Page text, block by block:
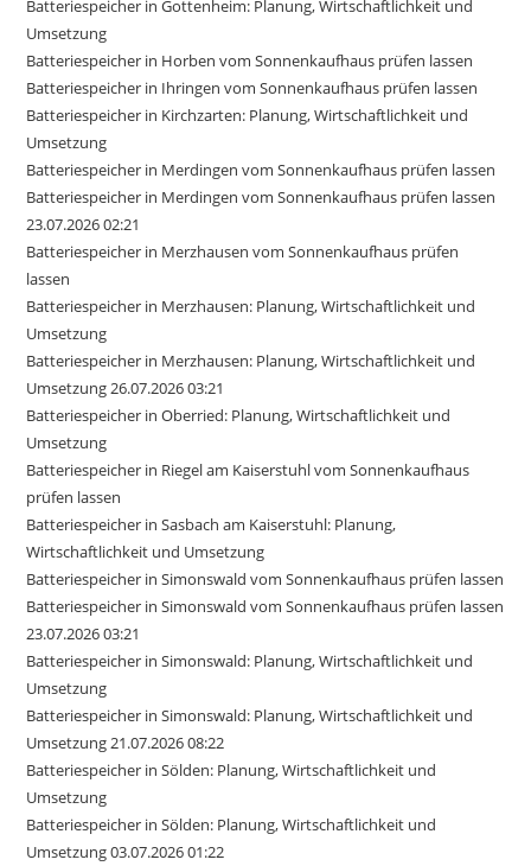
Batteriespeicher in Gottenheim: Planung, Wirtschaftlichkeit und
Umsetzung
Batteriespeicher in Horben vom Sonnenkaufhaus prüfen lassen
Batteriespeicher in Ihringen vom Sonnenkaufhaus prüfen lassen
Batteriespeicher in Kirchzarten: Planung, Wirtschaftlichkeit und
Umsetzung
Batteriespeicher in Merdingen vom Sonnenkaufhaus prüfen lassen
Batteriespeicher in Merdingen vom Sonnenkaufhaus prüfen lassen
23.07.2026 02:21
Batteriespeicher in Merzhausen vom Sonnenkaufhaus prüfen
lassen
Batteriespeicher in Merzhausen: Planung, Wirtschaftlichkeit und
Umsetzung
Batteriespeicher in Merzhausen: Planung, Wirtschaftlichkeit und
Umsetzung 26.07.2026 03:21
Batteriespeicher in Oberried: Planung, Wirtschaftlichkeit und
Umsetzung
Batteriespeicher in Riegel am Kaiserstuhl vom Sonnenkaufhaus
prüfen lassen
Batteriespeicher in Sasbach am Kaiserstuhl: Planung,
Wirtschaftlichkeit und Umsetzung
Batteriespeicher in Simonswald vom Sonnenkaufhaus prüfen lassen
Batteriespeicher in Simonswald vom Sonnenkaufhaus prüfen lassen
23.07.2026 03:21
Batteriespeicher in Simonswald: Planung, Wirtschaftlichkeit und
Umsetzung
Batteriespeicher in Simonswald: Planung, Wirtschaftlichkeit und
Umsetzung 21.07.2026 08:22
Batteriespeicher in Sölden: Planung, Wirtschaftlichkeit und
Umsetzung
Batteriespeicher in Sölden: Planung, Wirtschaftlichkeit und
Umsetzung 03.07.2026 01:22